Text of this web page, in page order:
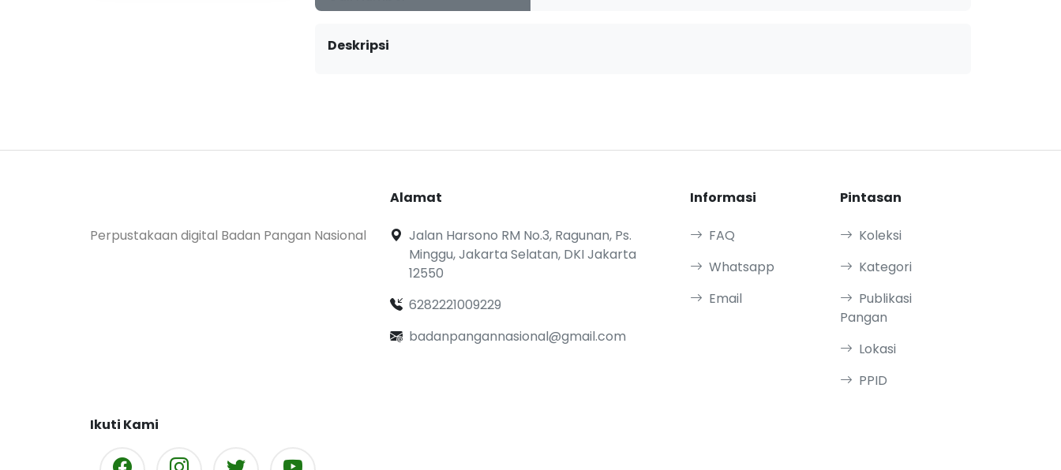
Deskripsi
Perpustakaan digital Badan Pangan Nasional
Alamat
Jalan Harsono RM No.3, Ragunan, Ps.
Minggu, Jakarta Selatan, DKI Jakarta
12550
6282221009229
badanpangannasional@gmail.com
Informasi
FAQ
Whatsapp
Email
Pintasan
Koleksi
Kategori
Publikasi
Pangan
Lokasi
PPID
Ikuti Kami